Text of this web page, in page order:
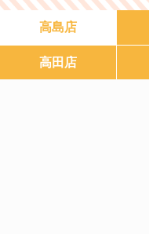
高島店
高田店